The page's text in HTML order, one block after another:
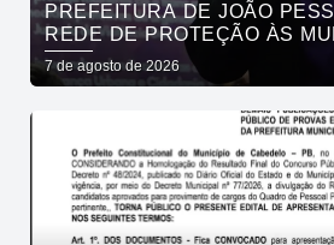
PREFEITURA DE JOÃO
REDE DE PROTEÇÃO ÀS
ENTENDE QUE ACOLHER É
7 de agosto de 2026